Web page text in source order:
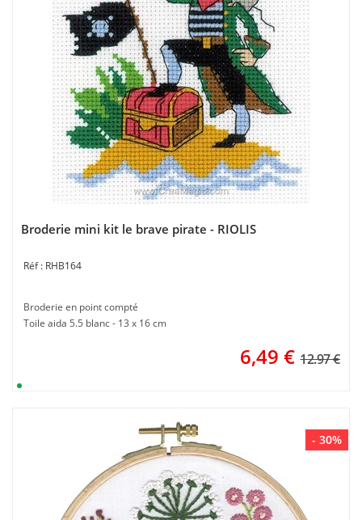
Broderie mini kit le brave pirate - RIOLIS
RHB164
Broderie en point compté
Toile aida 5.5 blanc - 13 x 16 cm
6,49 € 12.97 €
- 30%